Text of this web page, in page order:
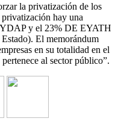
la privatización de los
hay una
y el 23% DE EYATH
El memorándum
en su totalidad en el
al sector público”.